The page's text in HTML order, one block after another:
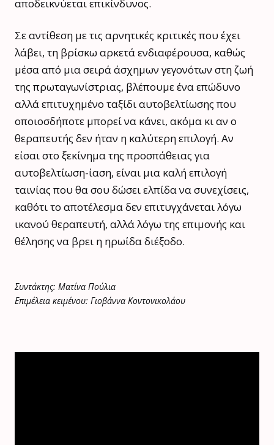
αποδεικνύεται επικίνδυνος.
Σε αντίθεση με τις αρνητικές κριτικές που έχει
λάβει, τη βρίσκω αρκετά ενδιαφέρουσα, καθώς
μέσα από μια σειρά άσχημων γεγονότων στη ζωή
της πρωταγωνίστριας, βλέπουμε ένα επώδυνο
αλλά επιτυχημένο ταξίδι αυτοβελτίωσης που
οποιοσδήποτε μπορεί να κάνει, ακόμα κι αν ο
θεραπευτής δεν ήταν η καλύτερη επιλογή. Αν
είσαι στο ξεκίνημα της προσπάθειας για
αυτοβελτίωση-ίαση, είναι μια καλή επιλογή
ταινίας που θα σου δώσει ελπίδα να συνεχίσεις,
καθότι το αποτέλεσμα δεν επιτυγχάνεται λόγω
ικανού θεραπευτή, αλλά λόγω της επιμονής και
θέλησης να βρει η ηρωίδα διέξοδο.
Συντάκτης: Ματίνα Πούλια
Επιμέλεια κειμένου: Γιοβάννα Κοντονικολάου